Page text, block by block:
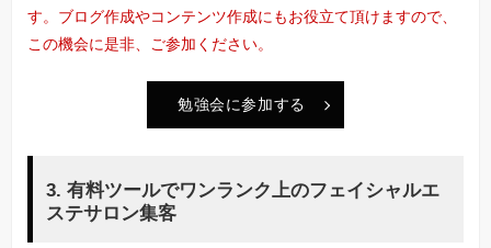
す。ブログ作成やコンテンツ作成にもお役立て頂けますので、
この機会に是非、ご参加ください。
勉強会に参加する
3. 有料ツールでワンランク上のフェイシャルエ
ステサロン集客